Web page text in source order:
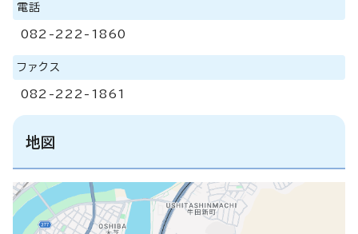
電話
082-222-1860
ファクス
082-222-1861
地図